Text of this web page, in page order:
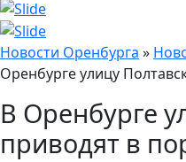
Новости Оренбурга »
Оренбурге улицу
В Оренбурге
приводят в